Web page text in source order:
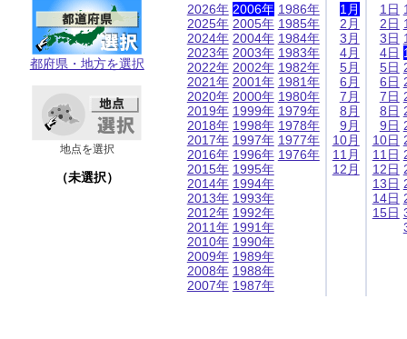
都府県・地方を選択
地点を選択
（未選択）
2026年
2025年
2024年
2023年
2022年
2021年
2020年
2019年
2018年
2017年
2016年
2015年
2014年
2013年
2012年
2011年
2010年
2009年
2008年
2007年
2006年
2005年
2004年
2003年
2002年
2001年
2000年
1999年
1998年
1997年
1996年
1995年
1994年
1993年
1992年
1991年
1990年
1989年
1988年
1987年
1986年
1985年
1984年
1983年
1982年
1981年
1980年
1979年
1978年
1977年
1976年
1月
2月
3月
4月
5月
6月
7月
8月
9月
10月
11月
12月
1日
2日
3日
4日
5日
6日
7日
8日
9日
10日
11日
12日
13日
14日
15日